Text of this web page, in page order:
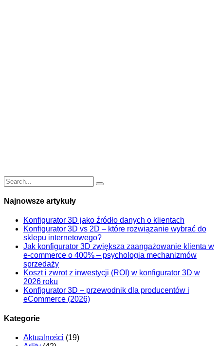
Najnowsze artykuły
Konfigurator 3D jako źródło danych o klientach
Konfigurator 3D vs 2D – które rozwiązanie wybrać do
sklepu internetowego?
Jak konfigurator 3D zwiększa zaangażowanie klienta w
e-commerce o 400% – psychologia mechanizmów
sprzedaży
Koszt i zwrot z inwestycji (ROI) w konfigurator 3D w
2026 roku
Konfigurator 3D – przewodnik dla producentów i
eCommerce (2026)
Kategorie
Aktualności (19)